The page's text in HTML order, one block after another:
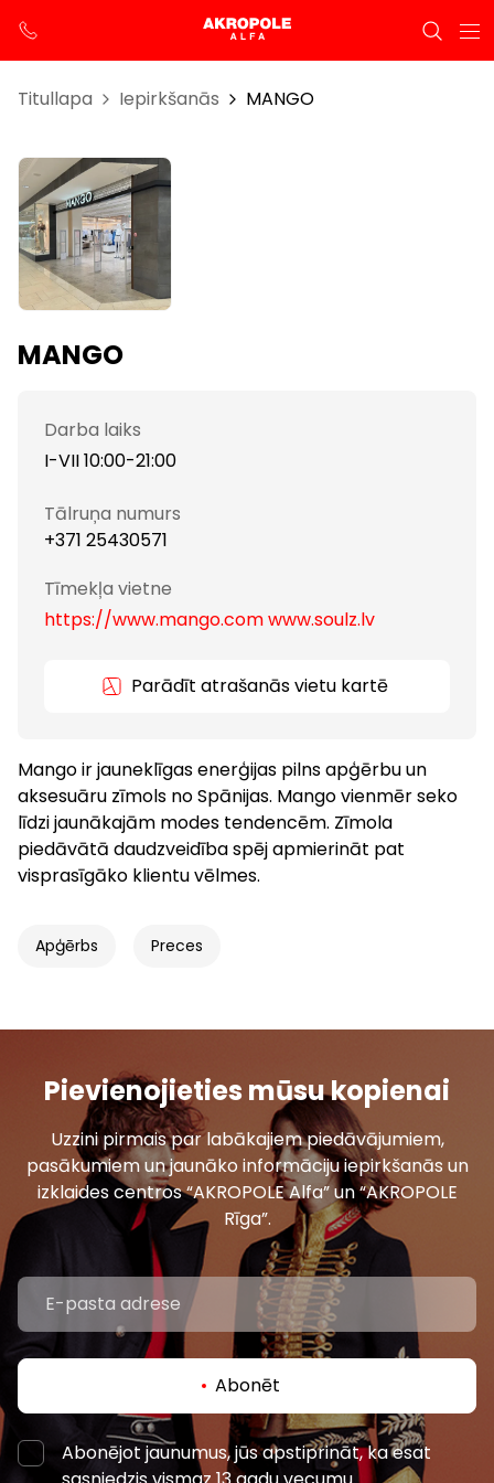
Titullapa Iepirkšanās MANGO
MANGO
Darba laiks
I-VII 10:00-21:00
Tālruņa numurs
+371 25430571
Tīmekļa vietne
https://www.mango.com www.soulz.lv
Parādīt atrašanās vietu kartē
Mango ir jauneklīgas enerģijas pilns apģērbu un
aksesuāru zīmols no Spānijas. Mango vienmēr seko
līdzi jaunākajām modes tendencēm. Zīmola
piedāvātā daudzveidība spēj apmierināt pat
visprasīgāko klientu vēlmes.
Apģērbs Preces
Pievienojieties mūsu kopienai
Uzzini pirmais par labākajiem piedāvājumiem,
pasākumiem un jaunāko informāciju iepirkšanās un
izklaides centros “AKROPOLE Alfa” un “AKROPOLE
Rīga”.
Abonēt
Abonējot jaunumus, jūs apstiprināt, ka esat